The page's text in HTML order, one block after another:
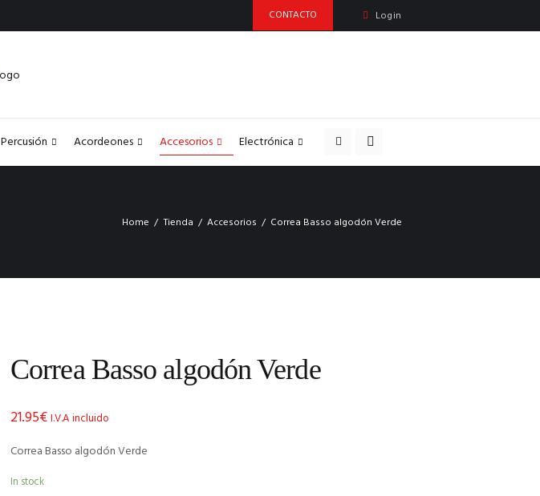
CONTACTO Login
Percusión Acordeones Accesorios Electrónica
Home Tienda Accesorios Correa Basso algodón Verde
Correa Basso algodón Verde
21.95€I.V.A incluido
Correa Basso algodón Verde
In stock